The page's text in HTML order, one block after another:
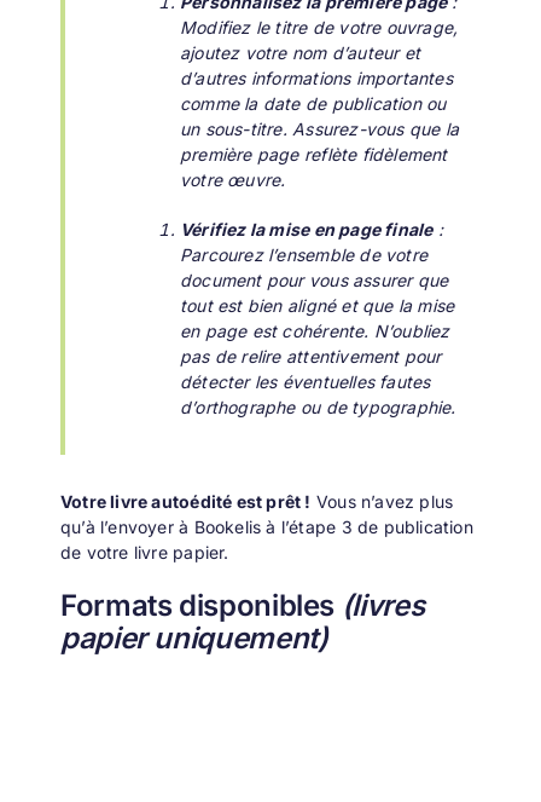
Modifiez le titre de votre ouvrage,
ajoutez votre nom d’auteur et
d’autres informations importantes
comme la date de publication ou
un sous-titre. Assurez-vous que la
première page reflète fidèlement
votre œuvre.
Vérifiez la mise en page finale:
Parcourez l’ensemble de votre
document pour vous assurer que
tout est bien aligné et que la mise
en page est cohérente. N’oubliez
pas de relire attentivement pour
détecter les éventuelles fautes
d’orthographe ou de typographie.
Votre livre autoédité est prêt ! Vous n’avez plus
qu’à l’envoyer à Bookelis à l’étape 3 de publication
de votre livre papier.
Formats disponibles (livres
papier uniquement)